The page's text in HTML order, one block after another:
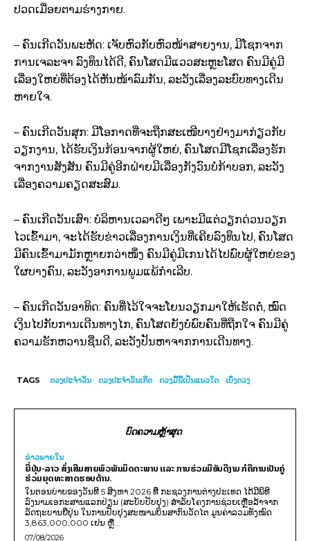
ປວດເມື່ອຍຕາມຮ່າງກາຍ.
– ຄົນເກີດວັນພະຫັດ: ເຈັບຫົວກັບຫົວໜ້າສາຍງານ, ມີໂຊກຈາກ
ການເຈລະຈາ ລົງທຶນໄດ້ດີ, ຄົນໂສດມີແວວສະຫຼະໂສດ ຄົນມີຄູ່ມີ
ເລື່ອງໃຫຍ່ທີ່ຕ້ອງໄດ້ຫັນໜ້າລົມກັນ, ລະວັງເລື່ອງລະບົບທາງເດີນ
ຫາຍໃຈ.
– ຄົນເກີດວັນສຸກ: ມີໂອກາດທີ່ຈະຖືກສະເໜີບາງຢ່າງມາກ່ຽວກັບ
ວຽກງານ, ໄດ້ຮັບເງິນກ້ອນຈາກຜູ້ໃຫຍ່, ຄົນໂສດມີໂຊກເລື່ອງຮັກ
ຈາກງານສັງສັນ ຄົນມີຄູ່ອີກຝ່າຍມີເລື່ອງກັງວົນບໍ່ກ້າບອກ, ລະວັງ
ເລື່ອງຄວາມຄຽດສະສົມ.
– ຄົນເກີດວັນເສົາ: ບໍລິຫານເວລາດີໆ ເພາະມີແຕ່ວຽກດ່ວນວຽກ
ໄວເຂົ້າມາ, ຈະໄດ້ຮັບຂ່າວເລື່ອງການເງິນທີ່ເຄີຍລົງທຶນໄປ, ຄົນໂສດ
ມີຄົນເຂົ້າມາມັກຫຼາຍກວ່າໜຶ່ງ ຄົນມີຄູ່ມີເກນໄດ້ໄປພົບຜູ້ໃຫຍ່ຂອງ
ໃຜບາງຄົນ, ລະວັງອາການພູມແພ້ກຳເລີບ.
– ຄົນເກີດວັນອາທິດ: ຄົນທີ່ໄວ້ໃຈຈະໂຍນວຽກມາໃຫ້ເຮັດຕໍ່, ໝົດ
ເງິນໄປກັບການເດີນທາງໄກ, ຄົນໂສດຍັງບໍ່ພົບຄົນທີ່ຖືກໃຈ ຄົນມີຄູ່
ຄວາມຮັກຫວານຊື່ນດີ, ລະວັງປັນຫາຈາກການເດີນທາງ.
TAGS ດວງປະຈຳວັນ ດວງປະຈຳວັນເກີດ ດວງມື້ນີ້ເປັນແນວໃດ ເບິ່ງດວງ
ບົດຄວາມຫຼ້າສຸດ
ຂ່າວພາຍ​ໃນ
ຍີ່ປຸ່ນ-ລາວ ສົ່ງເສີມສາຍພົວພັນມິດຕະພາບ ແລະ ການຮ່ວມມືອັນດີງາມ ກໍຄືການເປັນຄູ່
ຮ່ວມຍຸດທະສາດຮອບດ້ານ.
ໃນຕອນບ່າຍຂອງວັນທີ 5 ສິງຫາ 2026 ທີ່ ກະຊວງການຕ່າງປະເທດ ໄດ້ມີພິທີ
ລົງນາມເອກະສານແລກປ່ຽນ (ສະບັບປັບປຸງ) ສໍາລັບໂຄງການຊ່ວຍເຫຼືອລ້າຈາກ
ລັດຖະບານຍີ່ປຸ່ນ ໃນການປັບປຸງສະໜາມບິນສາກົນວັດໄຕ ມູນຄ່າລວມທັງໝົດ
3,863,000,000 ເຢນ ຫຼື...
07/08/2026